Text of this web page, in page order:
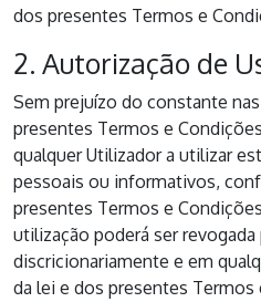
dos presentes Termos e
2. Autorização de
Sem prejuízo do constante
presentes Termos e
qualquer Utilizador a utilizar
pessoais ou informativos,
presentes Termos e
utilização poderá ser revogada
discricionariamente e em
da lei e dos presentes